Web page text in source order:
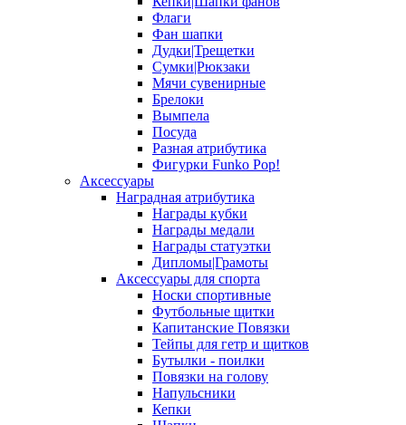
Флаги
Фан шапки
Дудки|Трещетки
Сумки|Рюкзаки
Мячи сувенирные
Брелоки
Вымпела
Посуда
Разная атрибутика
Фигурки Funko Pop!
Аксессуары
Наградная атрибутика
Награды кубки
Награды медали
Награды статуэтки
Дипломы|Грамоты
Аксессуары для спорта
Носки спортивные
Футбольные щитки
Капитанские Повязки
Тейпы для гетр и щитков
Бутылки - поилки
Повязки на голову
Напульсники
Кепки